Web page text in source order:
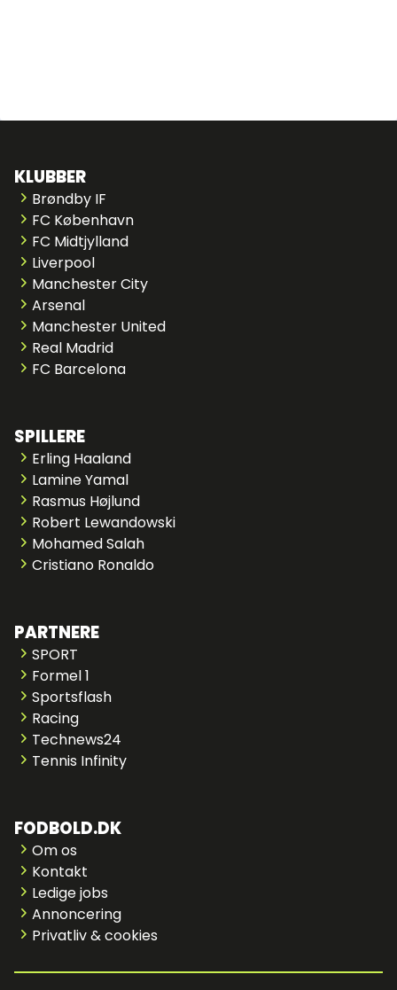
KLUBBER
Brøndby IF
FC København
FC Midtjylland
Liverpool
Manchester City
Arsenal
Manchester United
Real Madrid
FC Barcelona
SPILLERE
Erling Haaland
Lamine Yamal
Rasmus Højlund
Robert Lewandowski
Mohamed Salah
Cristiano Ronaldo
PARTNERE
SPORT
Formel 1
Sportsflash
Racing
Technews24
Tennis Infinity
FODBOLD.DK
Om os
Kontakt
Ledige jobs
Annoncering
Privatliv & cookies